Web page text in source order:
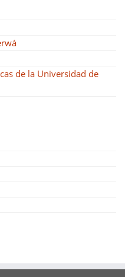
de la Universidad de